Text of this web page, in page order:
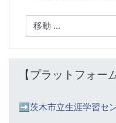
【プラットフォー
➡️ 茨木市立生涯学習セ